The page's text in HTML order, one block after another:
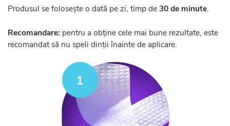
Produsul se folosește o dată pe zi, timp de30 de minute.
Recomandare: pentru a obține cele mai bune rezultate, este
recomandat să nu speli dinții înainte de aplicare.